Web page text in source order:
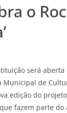
o
será
Municipal de
edição do
fazem parte do